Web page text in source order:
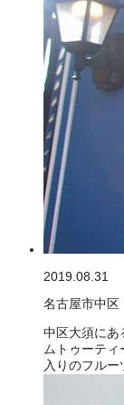
2019.08.31
名古屋市中区
中区大須にあ
ムトゥーティ
入りのフルー